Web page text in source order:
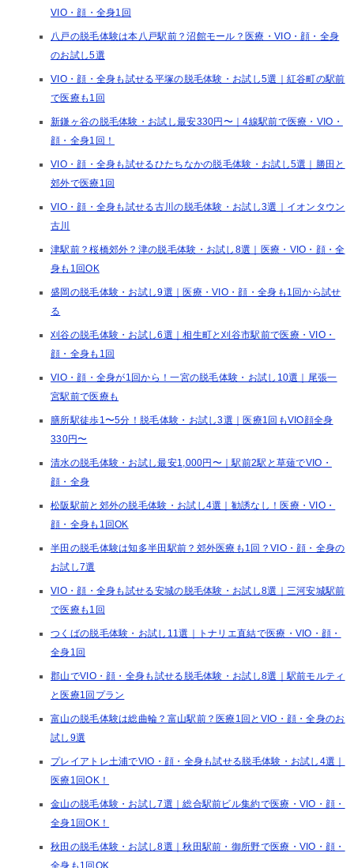
VIO・顔・全身1回
八戸の脱毛体験は本八戸駅前？沼館モール？医療・VIO・顔・全身
のお試し5選
VIO・顔・全身も試せる平塚の脱毛体験・お試し5選｜紅谷町の駅前
で医療も1回
新鎌ヶ谷の脱毛体験・お試し最安330円〜｜4線駅前で医療・VIO・
顔・全身1回！
VIO・顔・全身も試せるひたちなかの脱毛体験・お試し5選｜勝田と
郊外で医療1回
VIO・顔・全身も試せる古川の脱毛体験・お試し3選｜イオンタウン
古川
津駅前？桜橋郊外？津の脱毛体験・お試し8選｜医療・VIO・顔・全
身も1回OK
盛岡の脱毛体験・お試し9選｜医療・VIO・顔・全身も1回から試せ
る
刈谷の脱毛体験・お試し6選｜相生町と刈谷市駅前で医療・VIO・
顔・全身も1回
VIO・顔・全身が1回から！一宮の脱毛体験・お試し10選｜尾張一
宮駅前で医療も
膳所駅徒歩1〜5分！脱毛体験・お試し3選｜医療1回もVIO顔全身
330円〜
清水の脱毛体験・お試し最安1,000円〜｜駅前2駅と草薙でVIO・
顔・全身
松阪駅前と郊外の脱毛体験・お試し4選｜勧誘なし！医療・VIO・
顔・全身も1回OK
半田の脱毛体験は知多半田駅前？郊外医療も1回？VIO・顔・全身の
お試し7選
VIO・顔・全身も試せる安城の脱毛体験・お試し8選｜三河安城駅前
で医療も1回
つくばの脱毛体験・お試し11選｜トナリエ直結で医療・VIO・顔・
全身1回
郡山でVIO・顔・全身も試せる脱毛体験・お試し8選｜駅前モルティ
と医療1回プラン
富山の脱毛体験は総曲輪？富山駅前？医療1回とVIO・顔・全身のお
試し9選
プレイアトレ土浦でVIO・顔・全身も試せる脱毛体験・お試し4選｜
医療1回OK！
金山の脱毛体験・お試し7選｜総合駅前ビル集約で医療・VIO・顔・
全身1回OK！
秋田の脱毛体験・お試し8選｜秋田駅前・御所野で医療・VIO・顔・
全身も1回OK